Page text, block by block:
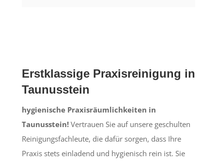
Erstklassige Praxisreinigung in
Taunusstein
hygienische Praxisräumlichkeiten in
Taunusstein!Vertrauen Sie auf unsere geschulten
Reinigungsfachleute, die dafür sorgen, dass Ihre
Praxis stets einladend und hygienisch rein ist. Sie